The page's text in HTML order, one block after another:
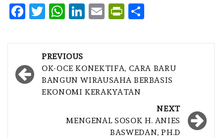
Facebook
Twitter
WhatsApp
LinkedIn
EmailPrintFriendly
navigation
PREVIOUS
OK-OCE KONEKTIFA, CARA BARU
BANGUN WIRAUSAHA BERBASIS
EKONOMI KERAKYATAN
NEXT
MENGENAL SOSOK H. ANIES
BASWEDAN, PH.D